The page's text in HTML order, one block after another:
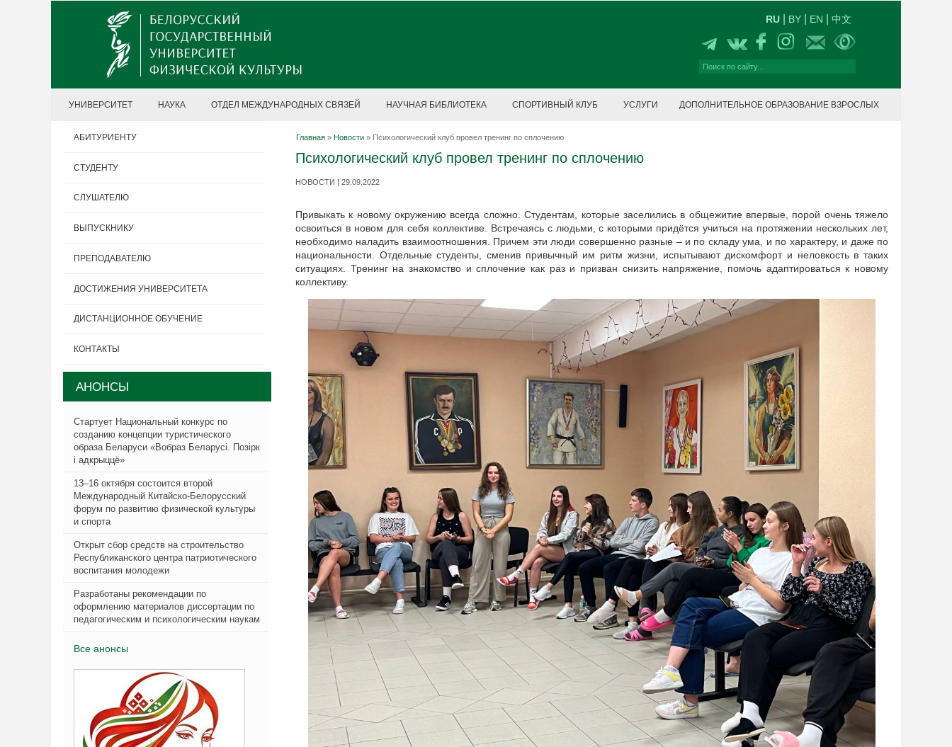
RU BY EN 中文
УНИВЕРСИТЕТ НАУКА ОТДЕЛ МЕЖДУНАРОДНЫХ СВЯЗЕЙ НАУЧНАЯ БИБЛИОТЕКА СПОРТИВНЫЙ КЛУБ УСЛУГИ ДОПОЛНИТЕЛЬНОЕ ОБРАЗОВАНИЕ ВЗРОСЛЫХ
Главная » Новости » Психологический клуб провел тренинг по сплочению
Психологический клуб провел тренинг по сплочению
НОВОСТИ | 29.09.2022
Привыкать к новому окружению всегда сложно. Студентам, которые заселились в общежитие впервые, порой очень тяжело
освоиться в новом для себя коллективе. Встречаясь с людьми, с которыми придётся учиться на протяжении нескольких лет,
необходимо наладить взаимоотношения. Причем эти люди совершенно разные – и по складу ума, и по характеру, и даже по
национальности. Отдельные студенты, сменив привычный им ритм жизни, испытывают дискомфорт и неловкость в таких
ситуациях. Тренинг на знакомство и сплочение как раз и призван снизить напряжение, помочь адаптироваться к новому
коллективу.
АБИТУРИЕНТУ
СТУДЕНТУ
СЛУШАТЕЛЮ
ВЫПУСКНИКУ
ПРЕПОДАВАТЕЛЮ
ДОСТИЖЕНИЯ УНИВЕРСИТЕТА
ДИСТАНЦИОННОЕ ОБУЧЕНИЕ
КОНТАКТЫ
АНОНСЫ
Стартует Национальный конкурс по
созданию концепции туристического
образа Беларуси «Вобраз Беларусi. Позiрк
i адкрыццё»
13–16 октября состоится второй
Международный Китайско-Белорусский
форум по развитию физической культуры
и спорта
Открыт сбор средств на строительство
Республиканского центра патриотического
воспитания молодежи
Разработаны рекомендации по
оформлению материалов диссертации по
педагогическим и психологическим наукам
Все анонсы